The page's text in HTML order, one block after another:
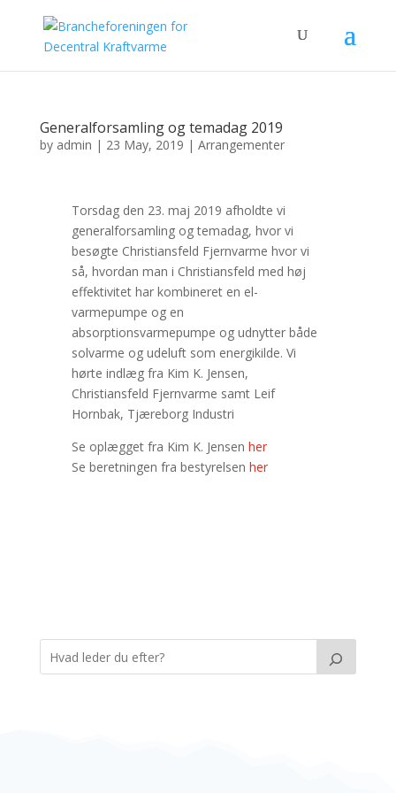
Generalforsamling og temadag 2019
by admin | 23 May, 2019 | Arrangementer
Torsdag den 23. maj 2019 afholdte vi
generalforsamling og temadag, hvor vi
besøgte Christiansfeld Fjernvarme hvor vi
så, hvordan man i Christiansfeld med høj
effektivitet har kombineret en el-
varmepumpe og en
absorptionsvarmepumpe og udnytter både
solvarme og udeluft som energikilde. Vi
hørte indlæg fra Kim K. Jensen,
Christiansfeld Fjernvarme samt Leif
Hornbak, Tjæreborg Industri
Se oplægget fra Kim K. Jensen her
Se beretningen fra bestyrelsen her